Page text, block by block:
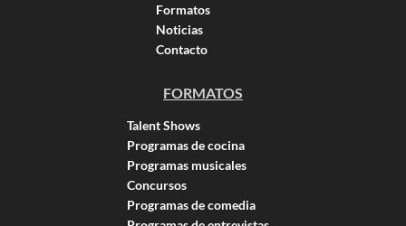
Formatos
Noticias
Contacto
FORMATOS
Talent Shows
Programas de cocina
Programas musicales
Concursos
Programas de comedia